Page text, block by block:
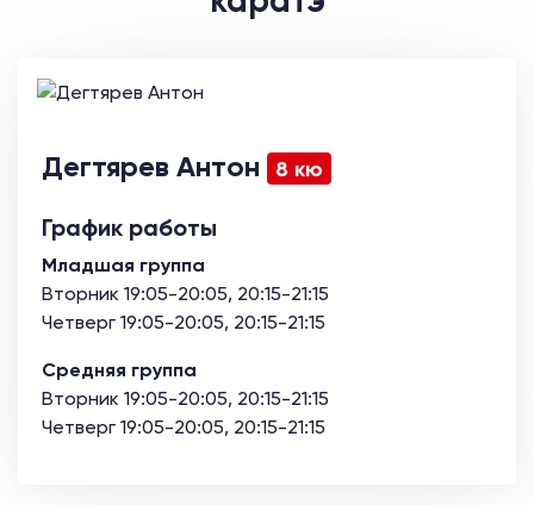
Дегтярев Антон 8 кю
График работы
Младшая группа
Вторник 19:05-20:05, 20:15-21:15
Четверг 19:05-20:05, 20:15-21:15
Средняя группа
Вторник 19:05-20:05, 20:15-21:15
Четверг 19:05-20:05, 20:15-21:15